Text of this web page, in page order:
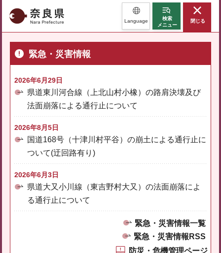
奈良県 Language
検索
メニュー
閉じる
緊急・災害情報
2026年6月29日
県道東川河合線（上北山村小橡）の路肩決壊及び
法面崩落による通行止について
2026年8月5日
国道168号（十津川村平谷）の崩土による通行止に
ついて(迂回路有り)
2026年6月3日
県道大又小川線（東吉野村大又）の法面崩落によ
る通行止について
緊急・災害情報一覧
緊急・災害情報RSS
防災・危機管理ページ